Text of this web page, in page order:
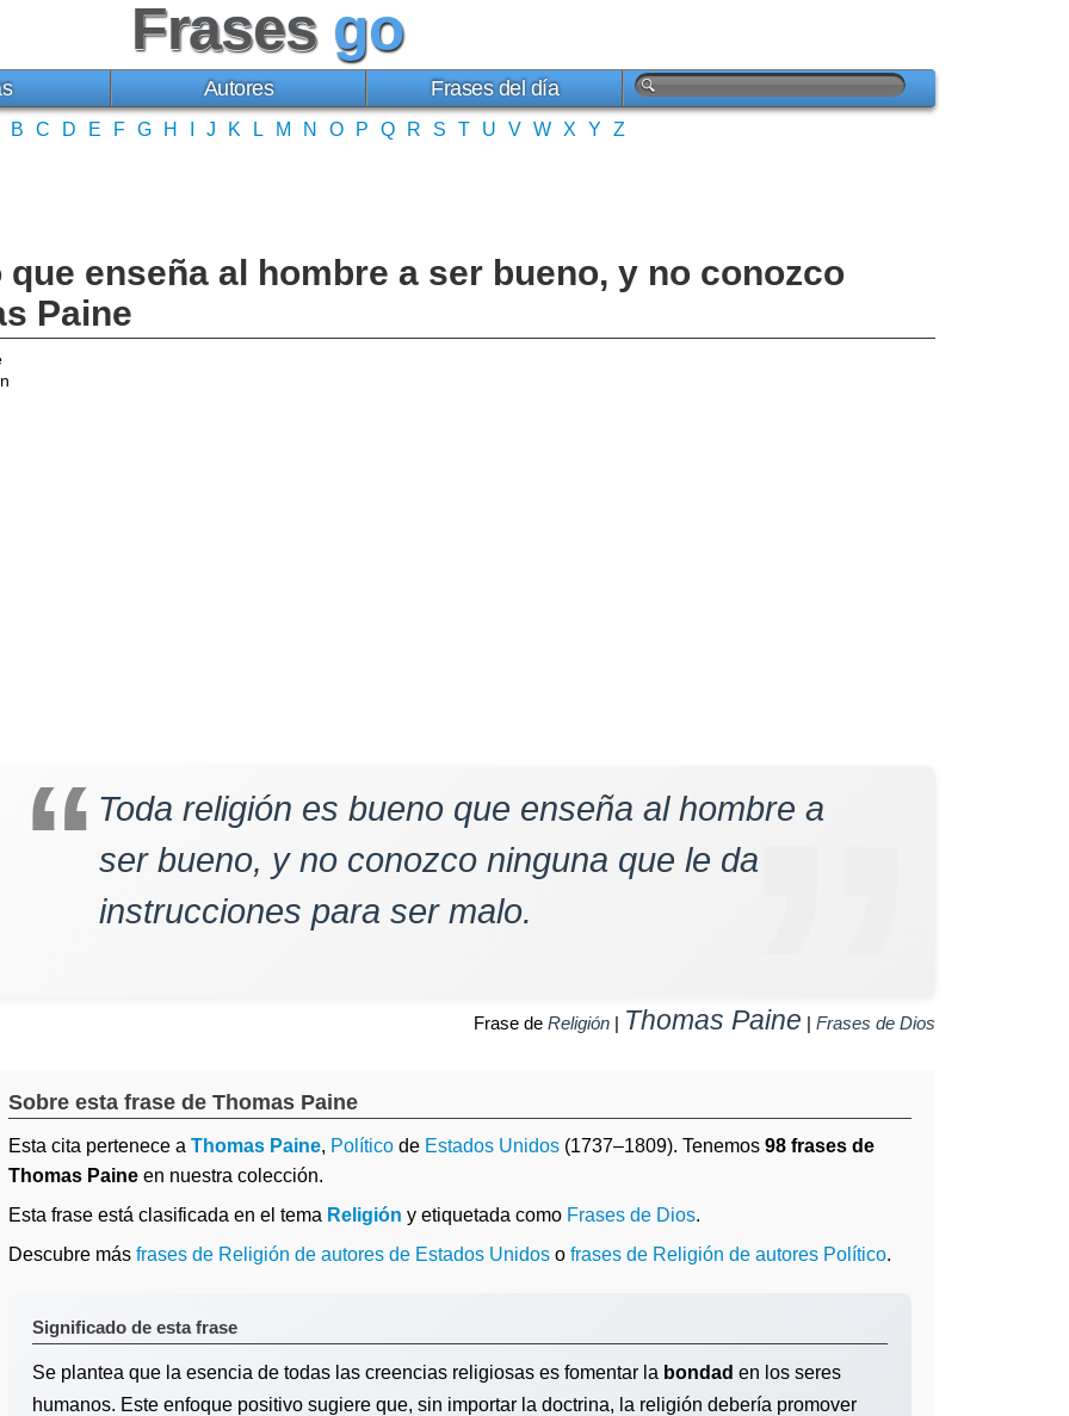
Frases go
Autores Frases del día
B C D E F G H J K L M N O P Q R S T U V W X Y Z
enseña al hombre a ser bueno, y no conozco
Paine
Toda religión es bueno que enseña al hombre a
ser bueno, y no conozco ninguna que le da
instrucciones para ser malo.
Frase de Religión | Thomas Paine | Frases de Dios
Sobre esta frase de Thomas Paine
Esta cita pertenece a Thomas Paine, Político de Estados Unidos (1737–1809). Tenemos 98 frases de
Thomas Paine en nuestra colección.
Esta frase está clasificada en el tema Religión y etiquetada como Frases de Dios.
Descubre más frases de Religión de autores de Estados Unidos o frases de Religión de autores Político.
Significado de esta frase
Se plantea que la esencia de todas las creencias religiosas es fomentar la bondad en los seres
humanos. Este enfoque positivo sugiere que, sin importar la doctrina, la religión debería promover